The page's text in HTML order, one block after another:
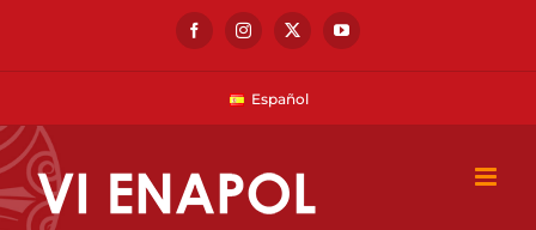
content
FacebookInstagram
X YouTube
Español